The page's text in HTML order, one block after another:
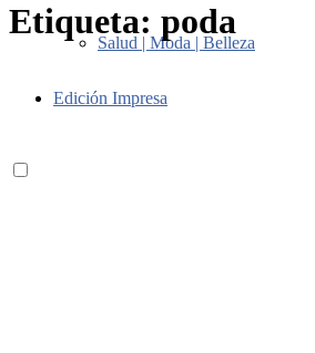
Salud | Moda | Belleza
Edición Impresa
Etiqueta: poda